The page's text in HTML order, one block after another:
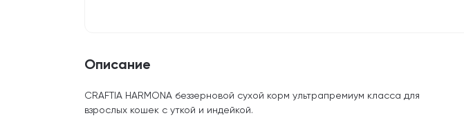
Описание
CRAFTIA HARMONA беззерновой сухой корм ультрапремиум класса для
взрослых кошек с уткой и индейкой.